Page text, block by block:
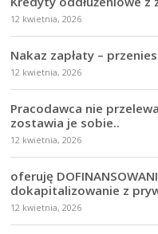
12 kwietnia, 2026
Nakaz zapłaty –
12 kwietnia, 2026
Pracodawca nie
zostawia je sobie..
12 kwietnia, 2026
oferuję
dokapitalizowanie z
12 kwietnia, 2026